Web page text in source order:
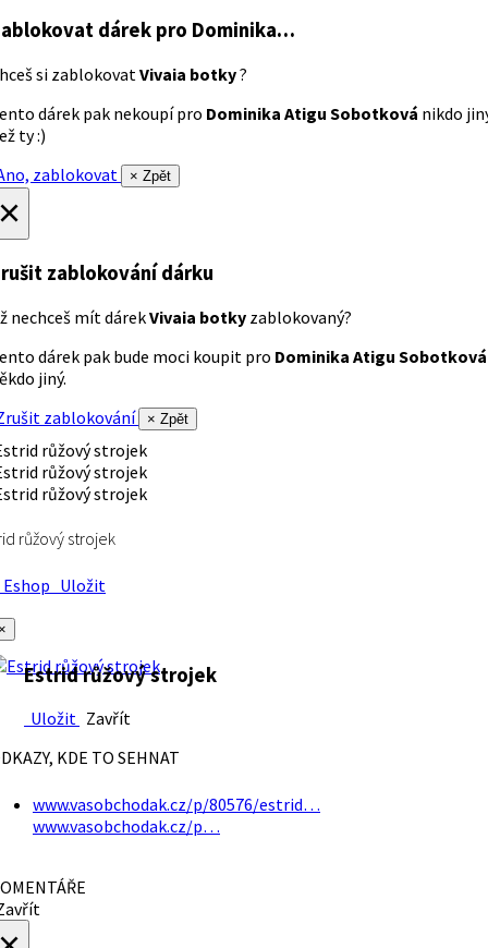
dárek pro Dominika…
si zablokovatVivaia botky?
dárek pak nekoupí pro Dominika Atigu Sobotková nikdo
ty :)
zablokovat
× Zpět
zablokování dárku
nechceš mít dárekVivaia botky zablokovaný?
dárek pak bude moci koupit pro Dominika Atigu Sobotková
jiný.
zablokování
× Zpět
růžový strojek
Uložit
Estrid růžový strojek
Uložit Zavřít
KDE TO SEHNAT
www.vasobchodak.cz/p/80576/estrid…
www.vasobchodak.cz/p…